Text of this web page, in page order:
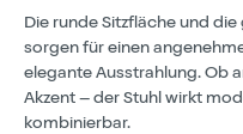
Die runde Sitzfläche und
sorgen für einen
elegante Ausstrahlung. Ob
Akzent – der Stuhl wirkt
kombinierbar.